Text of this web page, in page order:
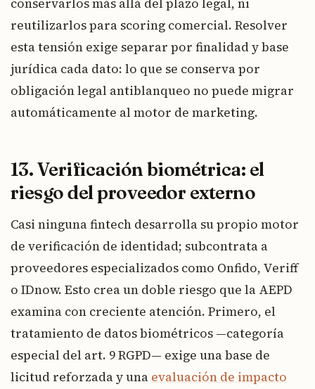
conservarlos más allá del plazo legal, ni
reutilizarlos para scoring comercial. Resolver
esta tensión exige separar por finalidad y base
jurídica cada dato: lo que se conserva por
obligación legal antiblanqueo no puede migrar
automáticamente al motor de marketing.
13. Verificación biométrica: el
riesgo del proveedor externo
Casi ninguna fintech desarrolla su propio motor
de verificación de identidad; subcontrata a
proveedores especializados como Onfido, Veriff
o IDnow. Esto crea un doble riesgo que la AEPD
examina con creciente atención. Primero, el
tratamiento de datos biométricos —categoría
especial del art. 9 RGPD— exige una base de
licitud reforzada y una evaluación de impacto